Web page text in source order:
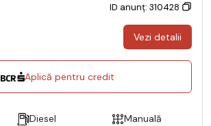
ID anunț: 310428
Vezi detalii
Aplică pentru credit
Diesel
Manuală